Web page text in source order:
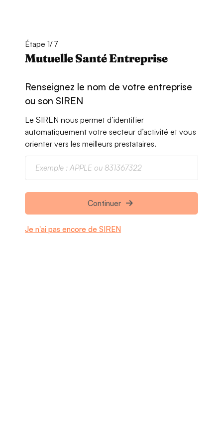
Étape 1/7
Mutuelle Santé Entreprise
Renseignez le nom de votre entreprise
ou son SIREN
Le SIREN nous permet d’identifier
automatiquement votre secteur d’activité et vous
orienter vers les meilleurs prestataires.
Continuer
Je n'ai pas encore de SIREN